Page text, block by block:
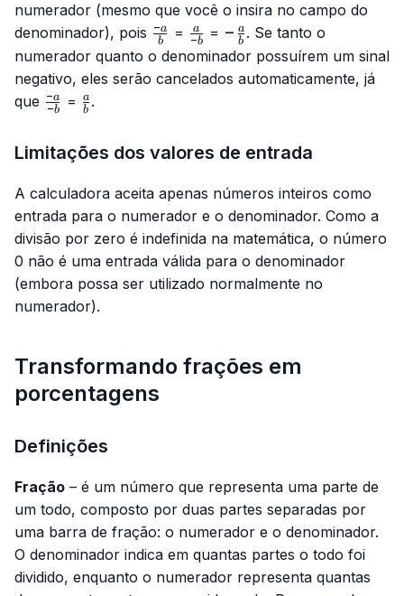
numerador (mesmo que você o insira no campo do
denominador), pois \frac{-
a}{b}
b
−a = \frac{a}
{-b}
−b
a = -
\frac{a}
{b}
− b
a . Se tanto o
numerador quanto o denominador possuírem um sinal
negativo, eles serão cancelados automaticamente, já
que \frac{-
a}{-b}
−b
−a = \frac{a}
{b}
b
a .
Limitações dos valores de entrada
A calculadora aceita apenas números inteiros como
entrada para o numerador e o denominador. Como a
divisão por zero é indefinida na matemática, o número
0 não é uma entrada válida para o denominador
(embora possa ser utilizado normalmente no
numerador).
Transformando frações em
porcentagens
Definições
Fração – é um número que representa uma parte de
um todo, composto por duas partes separadas por
uma barra de fração: o numerador e o denominador.
O denominador indica em quantas partes o todo foi
dividido, enquanto o numerador representa quantas